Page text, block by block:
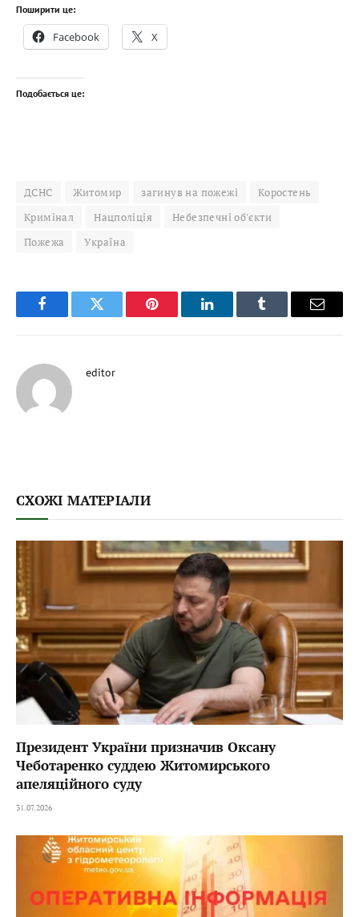
Поширити це:
Facebook X
Подобається це:
ДСНС Житомир загинув на пожежі
Коростень
Кримінал
Нацполіція
Небезпечні об'єкти
Пожежа
Україна
FacebookTwitter Pinterest LinkedInTumblr Email
editor
СХОЖІ МАТЕРІАЛИ
Президент України призначив Оксану
Чеботаренко суддею Житомирського
апеляційного суду
31.07.2026